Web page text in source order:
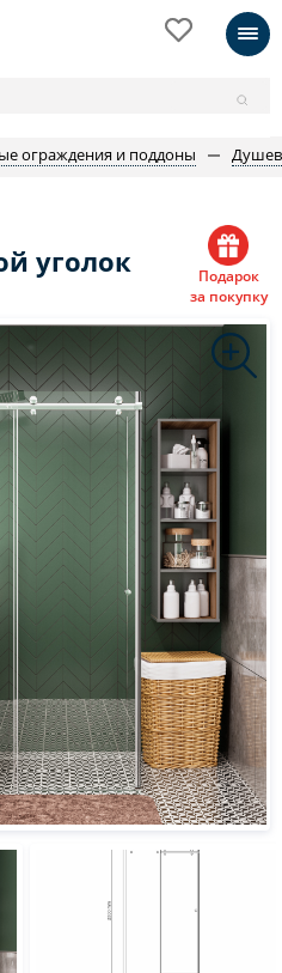
ограждения и поддоны
уголок
Подарок
за покупку